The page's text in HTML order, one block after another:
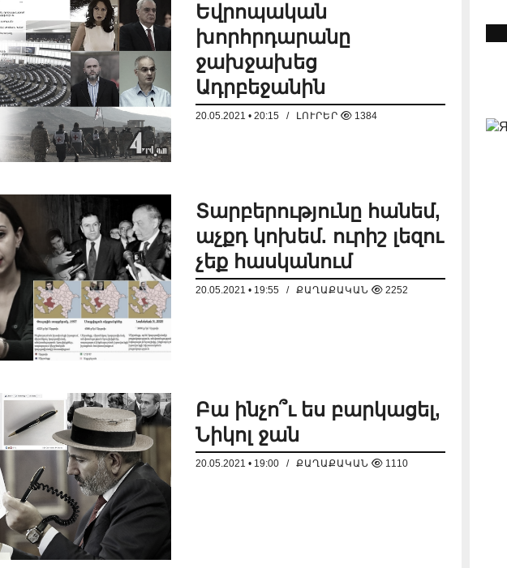
Եվրոպական
խորհրդարանը
ջախջախեց
Ադրբեջանին
20.05.2021 • 20:15 / ԼՈՒՐԵՐ 1384
Տարբերությունը հանեմ,
աչքդ կոխեմ. ուրիշ լեզու
չեք հասկանում
20.05.2021 • 19:55 / ՔԱՂԱՔԱԿԱՆ 2252
Բա ինչո՞ւ ես բարկացել,
Նիկոլ ջան
20.05.2021 • 19:00 / ՔԱՂԱՔԱԿԱՆ 1110